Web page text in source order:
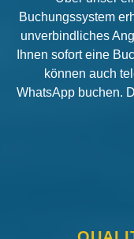
Buchungssystem
unverbindliches
Ihnen sofort eine
können auch
WhatsApp buchen.